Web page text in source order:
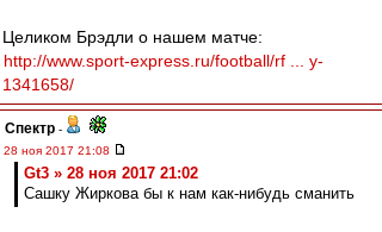
Целиком Брэдли о нашем матче:
http://www.sport-express.ru/football/rf ... y-
1341658/
Спектр -
28 ноя 2017 21:08
Gt3 » 28 ноя 2017 21:02
Сашку Жиркова бы к нам как-нибудь сманить